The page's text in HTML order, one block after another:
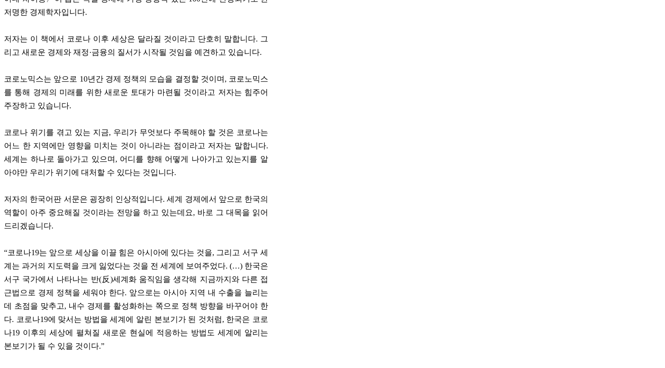
저명한 경제학자입니다.
저자는 이 책에서 코로나 이후 세상은 달라질 것이라고 단호히 말합니다. 그
리고 새로운 경제와 재정·금융의 질서가 시작될 것임을 예견하고 있습니다.
코로노믹스는 앞으로 10년간 경제 정책의 모습을 결정할 것이며, 코로노믹스
를 통해 경제의 미래를 위한 새로운 토대가 마련될 것이라고 저자는 힘주어
주장하고 있습니다.
코로나 위기를 겪고 있는 지금, 우리가 무엇보다 주목해야 할 것은 코로나는
어느 한 지역에만 영향을 미치는 것이 아니라는 점이라고 저자는 말합니다.
세계는 하나로 돌아가고 있으며, 어디를 향해 어떻게 나아가고 있는지를 알
아야만 우리가 위기에 대처할 수 있다는 것입니다.
저자의 한국어판 서문은 굉장히 인상적입니다. 세계 경제에서 앞으로 한국의
역할이 아주 중요해질 것이라는 전망을 하고 있는데요, 바로 그 대목을 읽어
드리겠습니다.
“코로나19는 앞으로 세상을 이끌 힘은 아시아에 있다는 것을, 그리고 서구 세
계는 과거의 지도력을 크게 잃었다는 것을 전 세계에 보여주었다. (…) 한국은
서구 국가에서 나타나는 반(反)세계화 움직임을 생각해 지금까지와 다른 접
근법으로 경제 정책을 세워야 한다. 앞으로는 아시아 지역 내 수출을 늘리는
데 초점을 맞추고, 내수 경제를 활성화하는 쪽으로 정책 방향을 바꾸어야 한
다. 코로나19에 맞서는 방법을 세계에 알린 본보기가 된 것처럼, 한국은 코로
나19 이후의 세상에 펼쳐질 새로운 현실에 적응하는 방법도 세계에 알리는
본보기가 될 수 있을 것이다.”